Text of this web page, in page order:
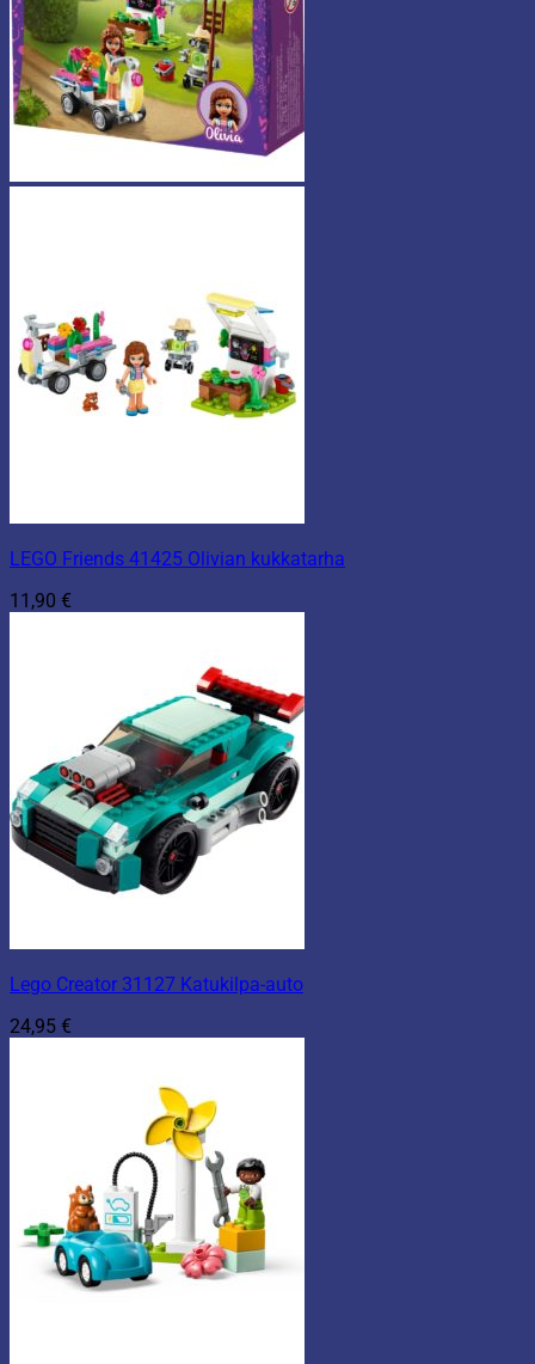
LEGO Friends 41425 Olivian kukkatarha
11,90 €
Lego Creator 31127 Katukilpa-auto
24,95 €